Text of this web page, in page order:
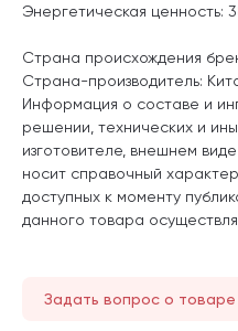
Энергетическая ценность:
Страна происхождения
Страна-производитель:
Информация о составе и
решении, технических и
изготовителе, внешнем
носит справочный
доступных к моменту
данного товара
Задать вопрос о товаре